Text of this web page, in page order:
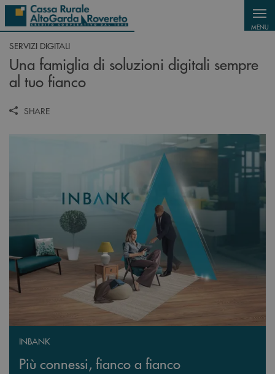
Salta al contenuto principale
MENU
SERVIZI DIGITALI
Una famiglia di soluzioni digitali sempre
al tuo fianco
SHARE
INBANK
Più connessi, fianco a fianco